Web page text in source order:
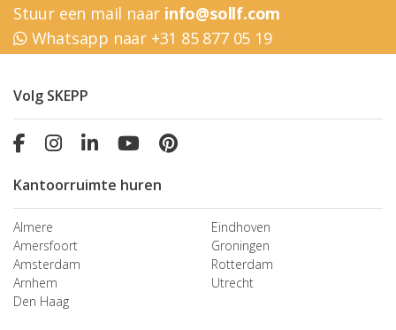
Stuur een mail naar info@sollf.com
Whatsapp naar +31 85 877 05 19
Volg SKEPP
Kantoorruimte huren
Almere
Amersfoort
Amsterdam
Arnhem
Den Haag
Eindhoven
Groningen
Rotterdam
Utrecht